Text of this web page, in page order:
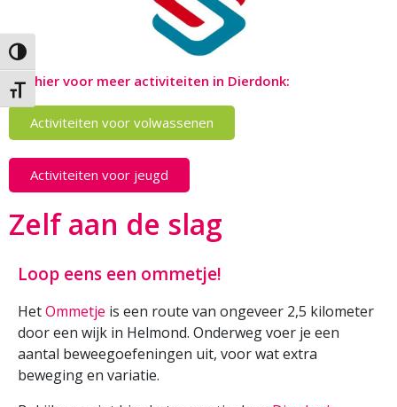
Keuze voor hoog contrast
Kies grootte van het lettertype
Kijk hier voor meer activiteiten in Dierdonk:
Activiteiten voor volwassenen
Activiteiten voor jeugd
Zelf aan de slag
Loop eens een ommetje!
HetOmmetje is een route van ongeveer 2,5 kilometer
door een wijk in Helmond. Onderweg voer je een
aantal beweegoefeningen uit, voor wat extra
beweging en variatie.